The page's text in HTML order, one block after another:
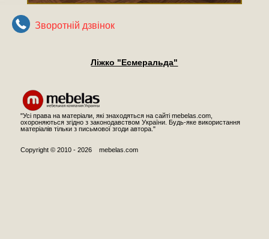
Зворотнiй дзвiнок
Ліжко "Есмеральда"
"Усі права на матеріали, які знаходяться на сайті mebelas.com,
охороняються згідно з законодавством України. Будь-яке використання
матеріалів тільки з письмової згоди автора."
Copyright © 2010 - 2026 mebelas.com